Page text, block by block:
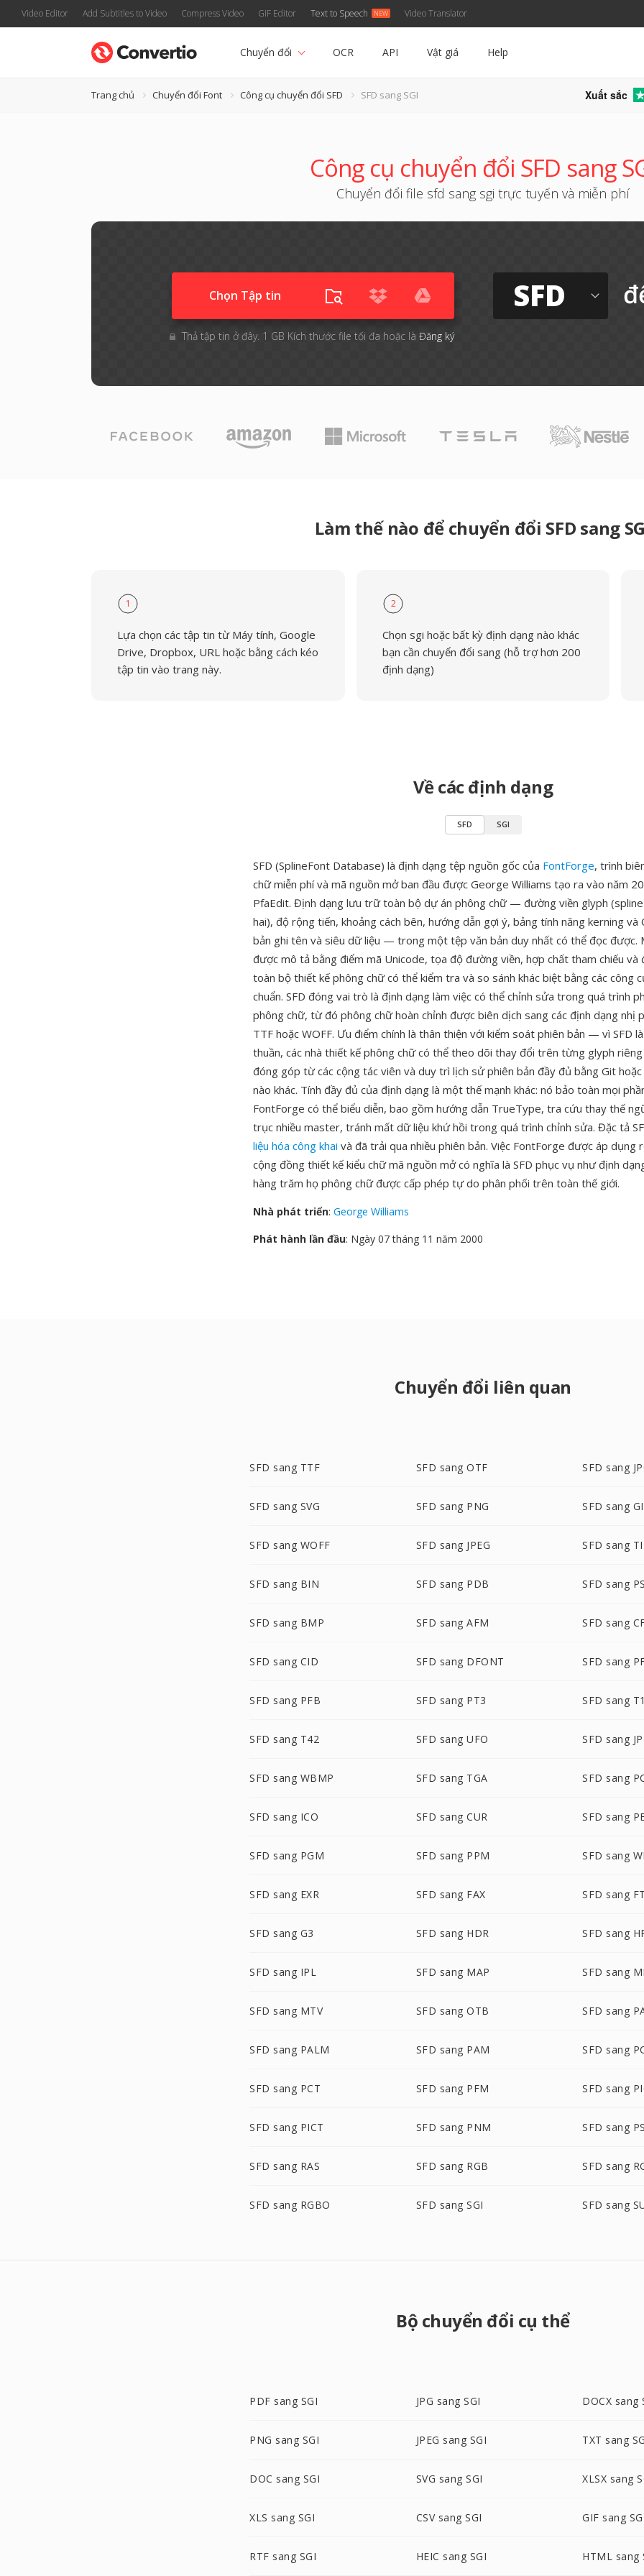
Video Editor Add Subtitles to Video Compress Video GIF Editor Text to Speech Video Translator
Chuyển đổi OCR API Vật giá Help
Trang chủ Chuyển đổi Font Công cụ chuyển đổi SFD SFD sang SGI Xuất sắc
Công cụ chuyển đổi SFD sang
Chuyển đổi file sfd sang sgi trực tuyến và miễn phí
Chọn Tập tin
Thả tập tin ở đây. 1 GB Kích thước file tối đa hoặc là Đăng ký
SFD
Làm thế nào để chuyển đổi SFD sang
1
Lựa chọn các tập tin từ Máy tính, Google
Drive, Dropbox, URL hoặc bằng cách kéo
tập tin vào trang này.
2
Chọn sgi hoặc bất kỳ định dạng nào khác
bạn cần chuyển đổi sang (hỗ trợ hơn 200
định dạng)
Về các định dạng
SFD SGI
SFD (SplineFont Database) là định dạng tệp nguồn gốc của FontForge, trình
chữ miễn phí và mã nguồn mở ban đầu được George Williams tạo ra vào năm
PfaEdit. Định dạng lưu trữ toàn bộ dự án phông chữ — đường viền glyph
hai), độ rộng tiến, khoảng cách bên, hướng dẫn gợi ý, bảng tính năng kerning và
bản ghi tên và siêu dữ liệu — trong một tệp văn bản duy nhất có thể đọc được.
được mô tả bằng điểm mã Unicode, tọa độ đường viền, hợp chất tham chiếu và
toàn bộ thiết kế phông chữ có thể kiểm tra và so sánh khác biệt bằng các công
chuẩn. SFD đóng vai trò là định dạng làm việc có thể chỉnh sửa trong quá trình
phông chữ, từ đó phông chữ hoàn chỉnh được biên dịch sang các định dạng nhị
TTF hoặc WOFF. Ưu điểm chính là thân thiện với kiểm soát phiên bản — vì SFD
thuần, các nhà thiết kế phông chữ có thể theo dõi thay đổi trên từng glyph
đóng góp từ các cộng tác viên và duy trì lịch sử phiên bản đầy đủ bằng Git hoặc
nào khác. Tính đầy đủ của định dạng là một thế mạnh khác: nó bảo toàn mọi
FontForge có thể biểu diễn, bao gồm hướng dẫn TrueType, tra cứu thay thế
trục nhiều master, tránh mất dữ liệu khứ hồi trong quá trình chỉnh sửa. Đặc tả
liệu hóa công khai và đã trải qua nhiều phiên bản. Việc FontForge được áp dụng
cộng đồng thiết kế kiểu chữ mã nguồn mở có nghĩa là SFD phục vụ như định
hàng trăm họ phông chữ được cấp phép tự do phân phối trên toàn thế giới.
Nhà phát triển: George Williams
Phát hành lần đầu: Ngày 07 tháng 11 năm 2000
Chuyển đổi liên quan
SFD sang TTF SFD sang OTF SFD sang
SFD sang SVG SFD sang PNG SFD sang
SFD sang WOFF SFD sang JPEG SFD sang
SFD sang BIN SFD sang PDB SFD sang PS
SFD sang BMP SFD sang AFM SFD sang
SFD sang CID SFD sang DFONT SFD sang
SFD sang PFB SFD sang PT3 SFD sang
SFD sang T42 SFD sang UFO SFD sang
SFD sang WBMP SFD sang TGA SFD sang
SFD sang ICO SFD sang CUR SFD sang
SFD sang PGM SFD sang PPM SFD sang
SFD sang EXR SFD sang FAX SFD sang
SFD sang G3 SFD sang HDR SFD sang
SFD sang IPL SFD sang MAP SFD sang
SFD sang MTV SFD sang OTB SFD sang
SFD sang PALM SFD sang PAM SFD sang
SFD sang PCT SFD sang PFM SFD sang
SFD sang PICT SFD sang PNM SFD sang
SFD sang RAS SFD sang RGB SFD sang
SFD sang RGBO SFD sang SGI SFD sang
Bộ chuyển đổi cụ thể
PDF sang SGI JPG sang SGI DOCX sang
PNG sang SGI JPEG sang SGI TXT sang
DOC sang SGI SVG sang SGI XLSX sang
XLS sang SGI CSV sang SGI GIF sang
RTF sang SGI HEIC sang SGI HTML sang